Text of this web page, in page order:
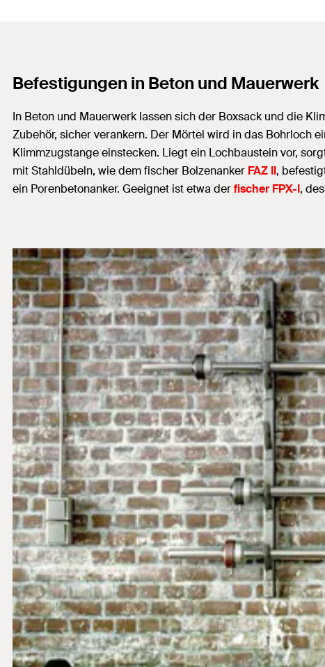
Befestigungen in Beton und Mauerwerk
In Beton und Mauerwerk lassen sich der Boxsack und die
Zubehör, sicher verankern. Der Mörtel wird in das Bohrloch
Klimmzugstange einstecken. Liegt ein Lochbaustein vor,
mit Stahldübeln, wie dem fischer Bolzenanker FAZ II,
ein Porenbetonanker. Geeignet ist etwa derfischer FPX-I,